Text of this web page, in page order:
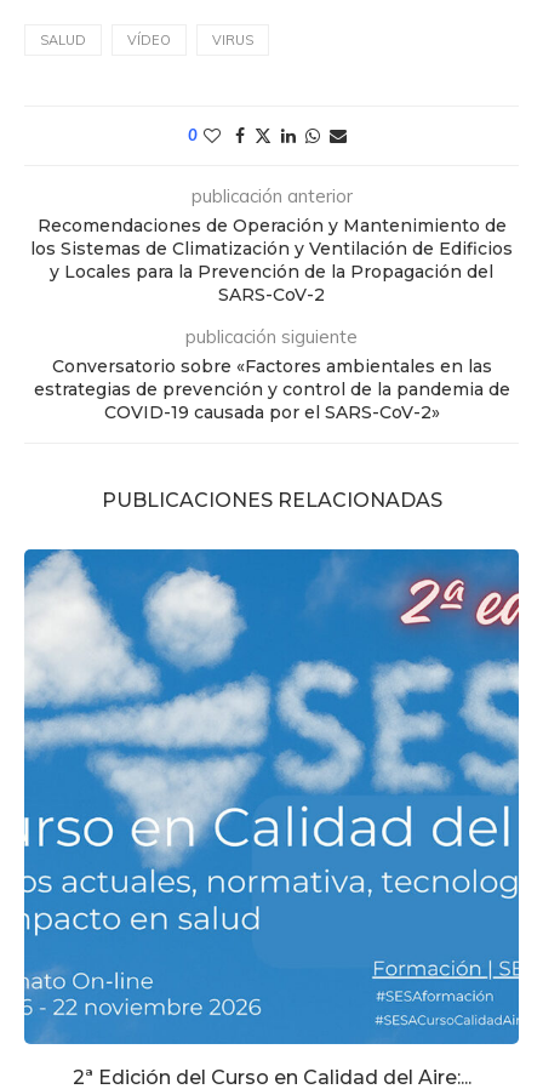
SALUD VÍDEO VIRUS
0
publicación anterior
Recomendaciones de Operación y Mantenimiento de
los Sistemas de Climatización y Ventilación de Edificios
y Locales para la Prevención de la Propagación del
SARS-CoV-2
publicación siguiente
Conversatorio sobre «Factores ambientales en las
estrategias de prevención y control de la pandemia de
COVID-19 causada por el SARS-CoV-2»
PUBLICACIONES RELACIONADAS
2ª Edición del Curso en Calidad del Aire:...